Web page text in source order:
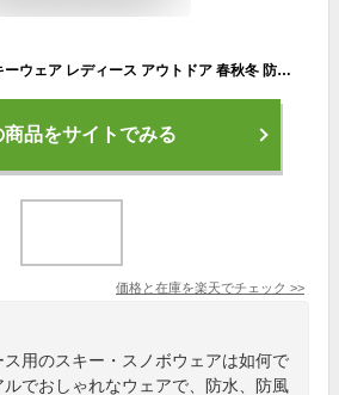
スノーボードウェア スキーウェア レディース アウトドア 春秋冬 防風 防水 透湿 カーキ イエロー ピンク ジャケット
商品をサイトでみる
価格と在庫を楽天でチェック >>
用のスキー・スノボウェアは如何で
ルでおしゃれなウェアで、防水、防風